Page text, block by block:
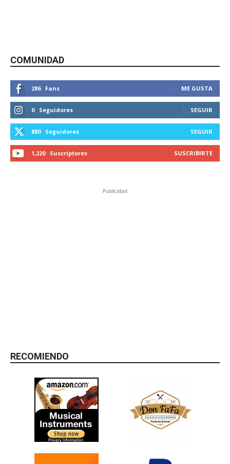
COMUNIDAD
286 Fans ME GUSTA
0 Seguidores SEGUIR
880 Seguidores SEGUIR
1,220 Suscriptores SUSCRIBIRTE
Publicidad
RECOMIENDO